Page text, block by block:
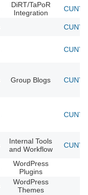
DiRT/TaPoR
Integration
CUNY
CUNY
CUNY
Group Blogs CUNY
CUNY
Internal Tools
and Workflow
CUNY
WordPress
Plugins
WordPress
Themes